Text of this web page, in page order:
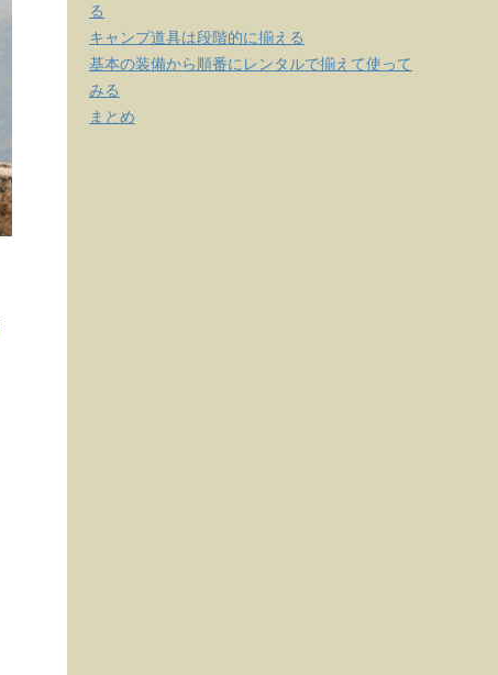
る
キャンプ道具は段階的に揃える
基本の装備から順番にレンタルで揃えて使って
みる
まとめ